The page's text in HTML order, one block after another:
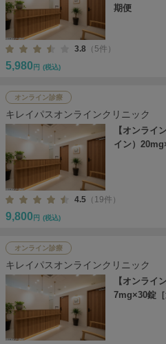
期便
3.8 （5件）
5,980 円 (税込)
オンライン診療
キレイパスオンラインクリニック
【オンライ
イン）
4.5 （19件）
9,800 円 (税込)
オンライン診療
キレイパスオンラインクリニック
【オンライ
7mg×30錠